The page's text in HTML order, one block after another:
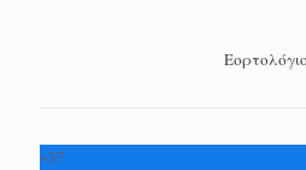
Εορτολόγιο
+37